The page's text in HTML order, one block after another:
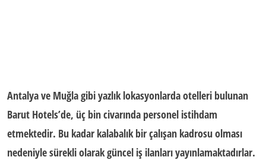
Antalya ve Muğla gibi yazlık lokasyonlarda otelleri bulunan
Barut Hotels’de, üç bin civarında personel istihdam
etmektedir. Bu kadar kalabalık bir çalışan kadrosu olması
nedeniyle sürekli olarak güncel iş ilanları yayınlamaktadırlar.